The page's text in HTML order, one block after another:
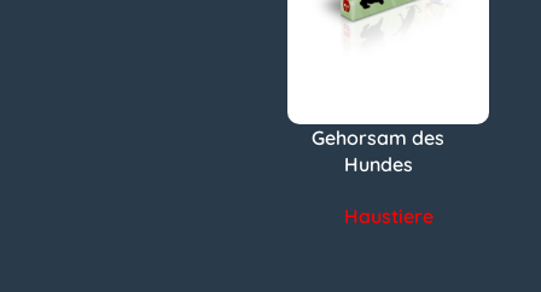
Gehorsam des
Hundes
Haustiere